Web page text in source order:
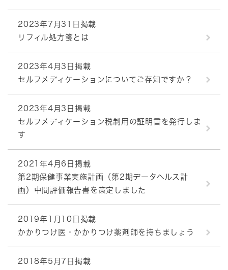
2023年7月31日掲載
リフィル処方箋とは
2023年4月3日掲載
セルフメディケーションについてご存知ですか？
2023年4月3日掲載
セルフメディケーション税制用の証明書を発行しま
す
2021年4月6日掲載
第2期保健事業実施計画（第2期データヘルス計
画）中間評価報告書を策定しました
2019年1月10日掲載
かかりつけ医・かかりつけ薬剤師を持ちましょう
2018年5月7日掲載